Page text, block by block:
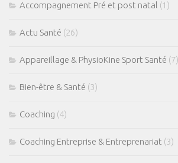
Accompagnement Pré et post natal (1)
Actu Santé (26)
Appareillage & PhysioKine Sport Santé (7)
Bien-être & Santé (3)
Coaching (4)
Coaching Entreprise & Entreprenariat (3)